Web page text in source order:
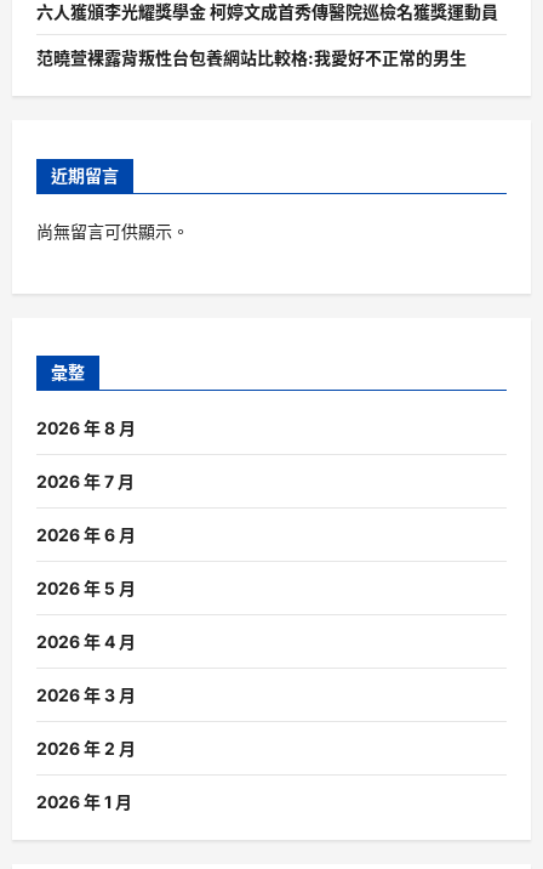
六人獲頒李光耀獎學金 柯婷文成首秀傳醫院巡檢名獲獎運動員
范曉萱裸露背叛性台包養網站比較格:我愛好不正常的男生
近期留言
尚無留言可供顯示。
彙整
2026 年 8 月
2026 年 7 月
2026 年 6 月
2026 年 5 月
2026 年 4 月
2026 年 3 月
2026 年 2 月
2026 年 1 月